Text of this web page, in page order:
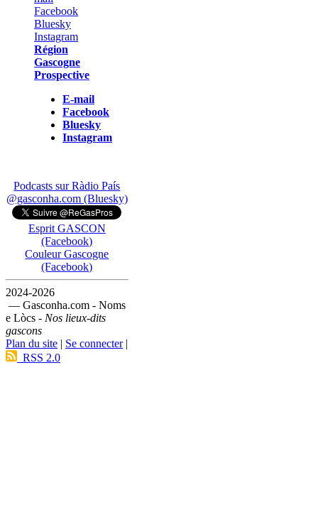
Région
Gascogne
Prospective
E-mail
Facebook
Bluesky
Instagram
Podcasts sur Ràdio País
@gasconha.com (Bluesky)
Esprit GASCON
(Facebook)
Couleur Gascogne
(Facebook)
2024-2026
— Gasconha.com - Noms
e Lòcs - Nos lieux-dits
gascons
Plan du site | Se connecter|
RSS 2.0